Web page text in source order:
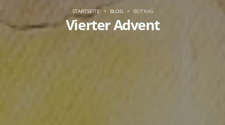
Vierter Advent
STARTSEITE BLOG BEITRAG